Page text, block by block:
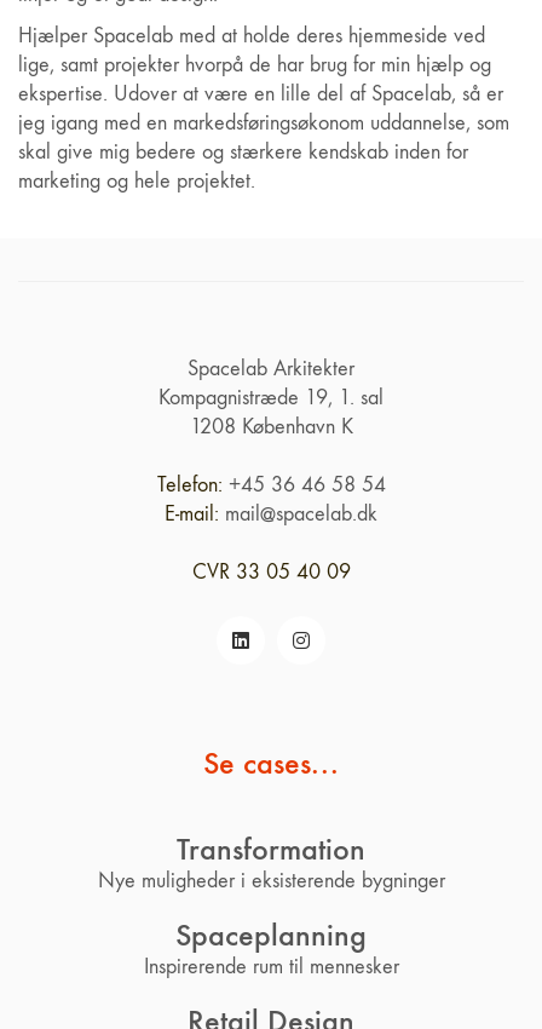
Hjælper Spacelab med at holde deres hjemmeside ved
lige, samt projekter hvorpå de har brug for min hjælp og
ekspertise. Udover at være en lille del af Spacelab, så er
jeg igang med en markedsføringsøkonom uddannelse, som
skal give mig bedere og stærkere kendskab inden for
marketing og hele projektet.
Spacelab Arkitekter
Kompagnistræde 19, 1. sal
1208 København K
Telefon: +45 36 46 58 54
E-mail: mail@spacelab.dk
CVR 33 05 40 09
Se cases...
Transformation
Nye muligheder i eksisterende bygninger
Spaceplanning
Inspirerende rum til mennesker
Retail Design